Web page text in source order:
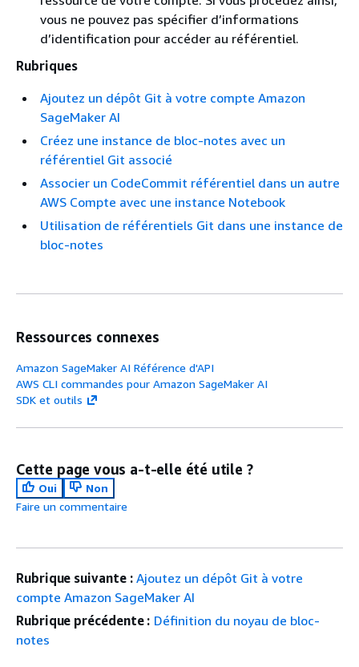
vous ne pouvez pas spécifier d’informations
d’identification pour accéder au référentiel.
Rubriques
Ajoutez un dépôt Git à votre compte Amazon
SageMaker AI
Créez une instance de bloc-notes avec un
référentiel Git associé
Associer un CodeCommit référentiel dans un autre
AWS Compte avec une instance Notebook
Utilisation de référentiels Git dans une instance de
bloc-notes
Ressources connexes
Amazon SageMaker AI Référence d'API
AWS CLI commandes pour Amazon SageMaker AI
SDK et outils
Cette page vous a-t-elle été utile ?
Oui
Non
Faire un commentaire
Rubrique suivante : Ajoutez un dépôt Git à votre
compte Amazon SageMaker AI
Rubrique précédente : Définition du noyau de bloc-
notes